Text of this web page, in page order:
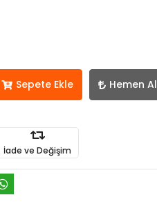
Sepete Ekle Hemen Al
İade ve Değişim